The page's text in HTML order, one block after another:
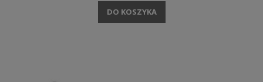
DO KOSZYKA